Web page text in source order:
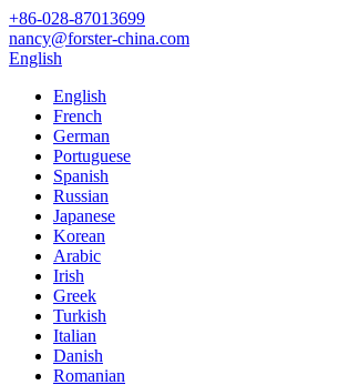
+86-028-87013699
nancy@forster-china.com
English
English
French
German
Portuguese
Spanish
Russian
Japanese
Korean
Arabic
Irish
Greek
Turkish
Italian
Danish
Romanian